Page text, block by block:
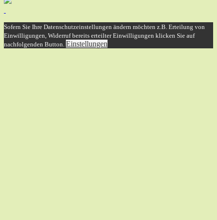
Sofern Sie Ihre Datenschutzeinstellungen ändern möchten z.B. Erteilung von
Einwilligungen, Widerruf bereits erteilter Einwilligungen klicken Sie auf
nachfolgenden Button. Einstellungen